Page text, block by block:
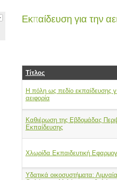
Εκπαίδευση για την
Τίτλος
Η πόλη ως πεδίο εκπαίδευσης
αειφορία
Καθιέρωση της Εβδομάδας
Εκπαίδευσης
Χλωρίδα Εκπαιδευτική
Υδατικά οικοσυστήματα: